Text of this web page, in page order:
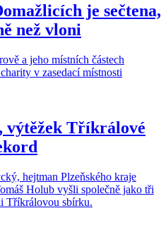
je sečtena,
než vloni
výtěžek Tříkrálové